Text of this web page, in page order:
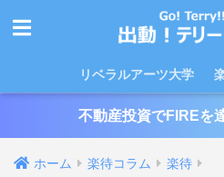
リベラルアーツ大学
不動産投資でFIREを
ホーム 楽待コラム 楽待